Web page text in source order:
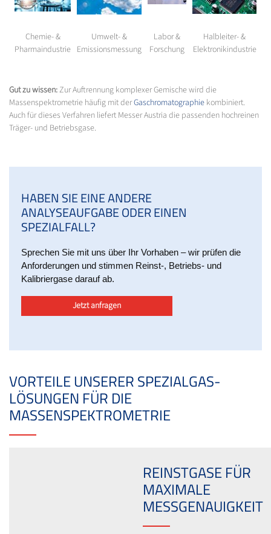
Chemie- &
Pharmaindustrie
Umwelt- &
Emissionsmessung
Labor &
Forschung
Halbleiter- &
Elektronikindustrie
Gut zu wissen:Zur Auftrennung komplexer Gemische wird die
Massenspektrometrie häufig mit derGaschromatographie kombiniert.
Auch für dieses Verfahren liefert Messer Austria die passenden hochreinen
Träger- und Betriebsgase.
HABEN SIE EINE ANDERE
ANALYSEAUFGABE ODER EINEN
SPEZIALFALL?
Sprechen Sie mit uns über Ihr Vorhaben – wir prüfen die
Anforderungen und stimmen Reinst-, Betriebs- und
Kalibriergase darauf ab.
Jetzt anfragen
VORTEILE UNSERER SPEZIALGAS-
LÖSUNGEN FÜR DIE
MASSENSPEKTROMETRIE
REINSTGASE FÜR
MAXIMALE
MESSGENAUIGKEIT